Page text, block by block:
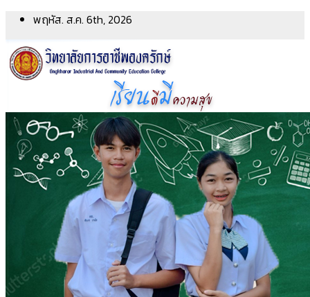
Skip
content
พฤหัส. ส.ค. 6th, 2026